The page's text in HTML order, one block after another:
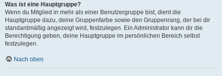
Was ist eine Hauptgruppe?
Wenn du Mitglied in mehr als einer Benutzergruppe bist, dient die
Hauptgruppe dazu, deine Gruppenfarbe sowie den Gruppenrang, der bei dir
standardmäßig angezeigt wird, festzulegen. Ein Administrator kann dir die
Berechtigung geben, deine Hauptgruppe im persönlichen Bereich selbst
festzulegen.
Nach oben